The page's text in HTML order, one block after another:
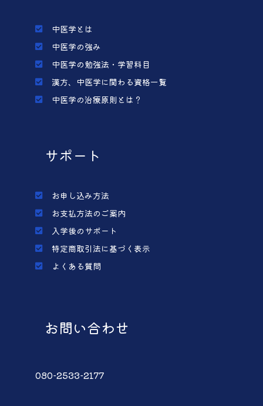
中医学とは
中医学の強み
中医学の勉強法・学習科目
漢方、中医学に関わる資格一覧
中医学の治療原則とは？
サポート
お申し込み方法
お支払方法のご案内
入学後のサポート
特定商取引法に基づく表示
よくある質問
お問い合わせ
080-2533-2177